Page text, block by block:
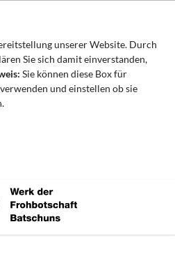
unserer Website. Durch
Sie sich damit einverstanden,
Sie können diese Box für
und einstellen ob sie